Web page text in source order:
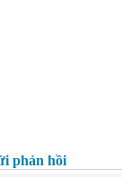
phản hồi